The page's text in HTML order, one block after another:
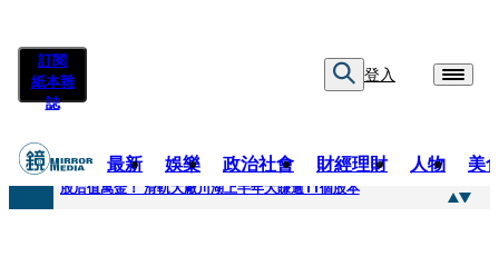
訂閱
紙本雜
誌
登入
最新 娛樂 政治社會 財經理財 人物 美
快訊
股后值萬金！ 滑軌大廠川湖上半年大賺逾11個股本